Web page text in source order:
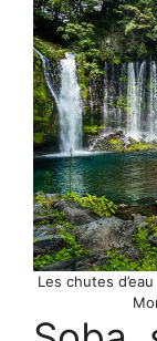
Les chutes